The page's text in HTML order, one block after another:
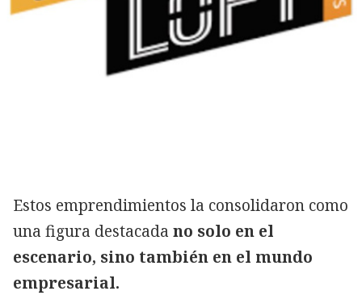
Estos emprendimientos la consolidaron como
una figura destacada no solo en el
escenario, sino también en el mundo
empresarial.